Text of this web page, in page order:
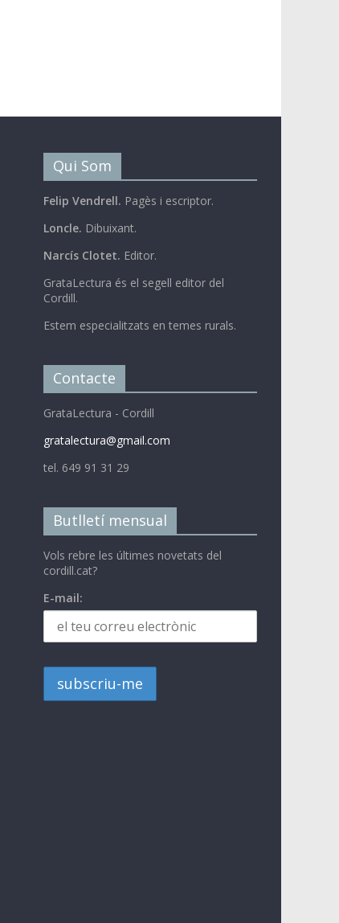
Qui Som
Felip Vendrell. Pagès i escriptor.
Loncle. Dibuixant.
Narcís Clotet. Editor.
GrataLectura és el segell editor del
Cordill.
Estem especialitzats en temes rurals.
Contacte
GrataLectura - Cordill
gratalectura@gmail.com
tel. 649 91 31 29
Butlletí mensual
Vols rebre les últimes novetats del
cordill.cat?
E-mail: